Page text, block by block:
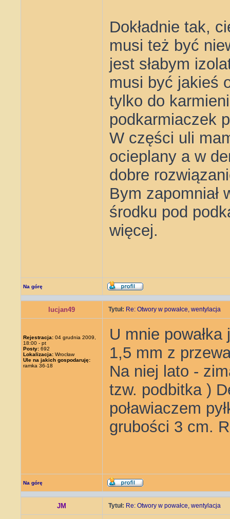
Dokładnie tak,
musi też być
jest słabym
musi być jakieś
tylko do
podkarmiaczek
W części uli
ocieplany a w
dobre
Bym zapomniał
środku pod
więcej.
Na górę
lucjan49 Tytuł: Re: Otwory w powałce, wentylacja
Rejestracja: 04 grudnia 2009,
18:00 - pt
Posty: 692
Lokalizacja: Wrocław
Ule na jakich gospodaruję:
ramka 36-18
U mnie
1,5 mm z
Na niej lato -
tzw. podbitka )
poławiaczem
grubości 3 cm.
Na górę
JM Tytuł: Re: Otwory w powałce, wentylacja